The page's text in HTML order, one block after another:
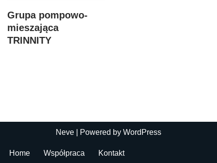
Grupa pompowo-
mieszająca
TRINNITY
Neve | Powered by WordPress
Home Współpraca Kontakt